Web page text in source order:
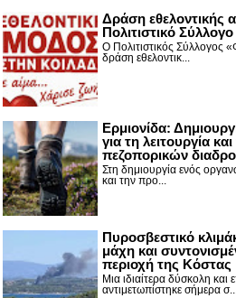
Δράση εθελοντικής
Πολιτιστικό
Ο Πολιτιστικός Σύλλογος
δράση εθελοντικ...
Ερμιονίδα:
για τη λειτουργία
πεζοπορικών
Στη δημιουργία ενός
και την προ...
Πυροσβεστικό
μάχη και
περιοχή της Κόστας
Μια ιδιαίτερα δύσκολη και
αντιμετωπίστηκε σήμερα